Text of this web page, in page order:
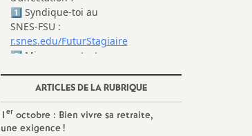
ARTICLES DE LA RUBRIQUE
1eroctobre : Bien vivre sa retraite,
une exigence!